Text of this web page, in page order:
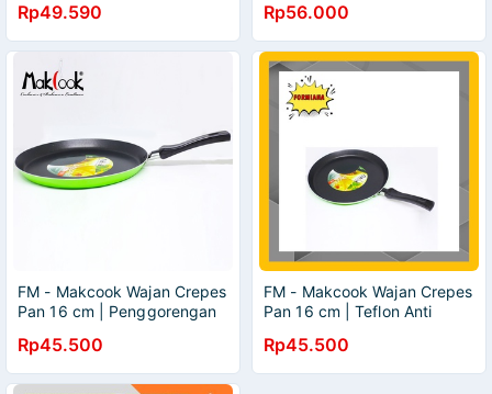
Rp49.590 Rp56.000
FM - Makcook Wajan Crepes
Pan 16 cm | Penggorengan
Rp45.500
FM - Makcook Wajan Crepes
Pan 16 cm | Teflon Anti
Rp45.500